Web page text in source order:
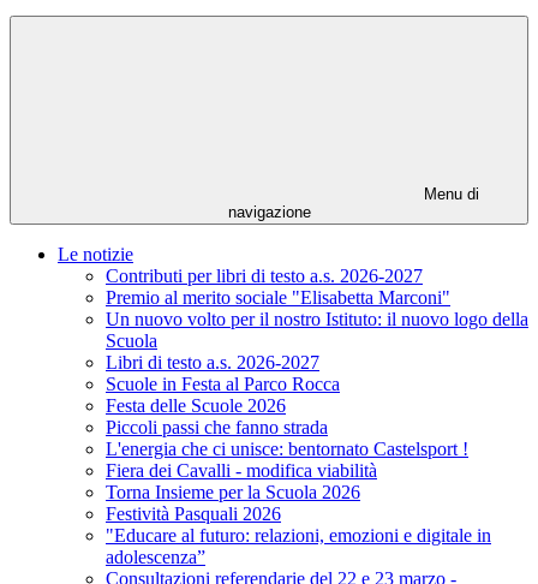
Menu di
navigazione
Le notizie
Contributi per libri di testo a.s. 2026-2027
Premio al merito sociale "Elisabetta Marconi"
Un nuovo volto per il nostro Istituto: il nuovo logo della
Scuola
Libri di testo a.s. 2026-2027
Scuole in Festa al Parco Rocca
Festa delle Scuole 2026
Piccoli passi che fanno strada
L'energia che ci unisce: bentornato Castelsport !
Fiera dei Cavalli - modifica viabilità
Torna Insieme per la Scuola 2026
Festività Pasquali 2026
"Educare al futuro: relazioni, emozioni e digitale in
adolescenza”
Consultazioni referendarie del 22 e 23 marzo -